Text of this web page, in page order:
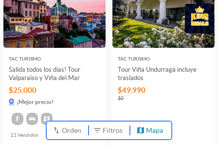
TAC TURISMO
Salida todos los dias! Tour
Valparaíso y Viña del Mar
$25.000
¡Mejor precio!
21 Vendidos
TAC TURISMO
Tour Viña Undurraga incluye
traslados
$49.990
$0
Orden Filtros Mapa